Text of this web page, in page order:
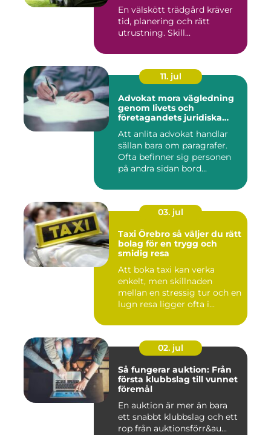
En välskött trädgård kräver
tid, planering och rätt
utrustning. Skill...
11. jul
Advokat mora vägledning
genom livets och
företagandets juridiska
Att anlita advokat handlar
sällan bara om paragrafer.
Ofta befinner sig personen
på andra sidan bord...
03. jul
Taxi Örebro så väljer du rätt
bolag för en trygg och
smidig resa
Att boka taxi kan verka
enkelt, men skillnaden
mellan en stressig tur och en
lugn resa ligger ofta i...
02. jul
Så fungerar auktion: Från
första klubbslag till vunnet
föremål
En auktion är mer än bara
ett snabbt klubbslag och ett
rop från auktionsförr&au...